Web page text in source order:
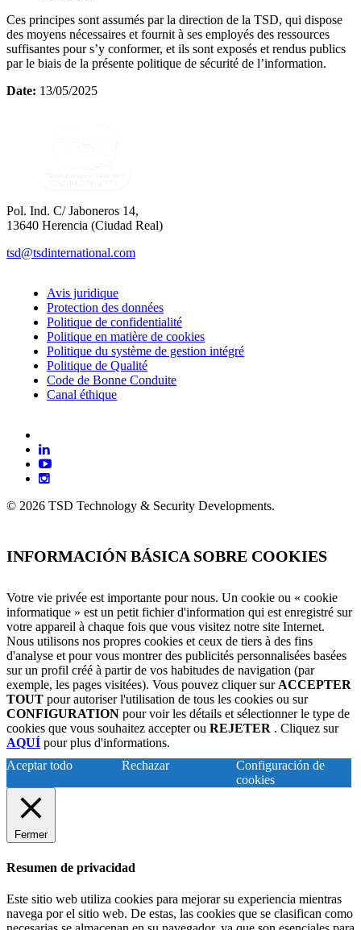
Ces principes sont assumés par la direction de la TSD, qui dispose
des moyens nécessaires et fournit à ses employés des ressources
suffisantes pour s’y conformer, et ils sont exposés et rendus publics
par le biais de la présente politique de sécurité de l’information.
Date: 13/05/2025
Pol. Ind. C/ Jaboneros 14,
13640 Herencia (Ciudad Real)
tsd@tsdinternational.com
Avis juridique
Protection des données
Politique de confidentialité
Politique en matière de cookies
Politique du système de gestion intégré
Politique de Qualité
Code de Bonne Conduite
Canal éthique
linkedin
youtube
instagram
© 2026 TSD Technology & Security Developments.
INFORMACIÓN BÁSICA SOBRE COOKIES
Votre vie privée est importante pour nous. Un cookie ou « cookie
informatique » est un petit fichier d'information qui est enregistré sur
votre appareil à chaque fois que vous visitez notre site Internet.
Nous utilisons nos propres cookies et ceux de tiers à des fins
d'analyse et pour vous montrer des publicités personnalisées basées
sur un profil créé à partir de vos habitudes de navigation (par
exemple, les pages visitées). Vous pouvez cliquer sur ACCEPTER
TOUT pour autoriser l'utilisation de tous les cookies ou sur
CONFIGURATION pour voir les détails et sélectionner le type de
cookies que vous souhaitez accepter ou REJETER . Cliquez sur
AQUÍ pour plus d'informations.
Aceptar todo
Rechazar
Configuración de
cookies
Fermer
Resumen de privacidad
Este sitio web utiliza cookies para mejorar su experiencia mientras
navega por el sitio web. De estas, las cookies que se clasifican como